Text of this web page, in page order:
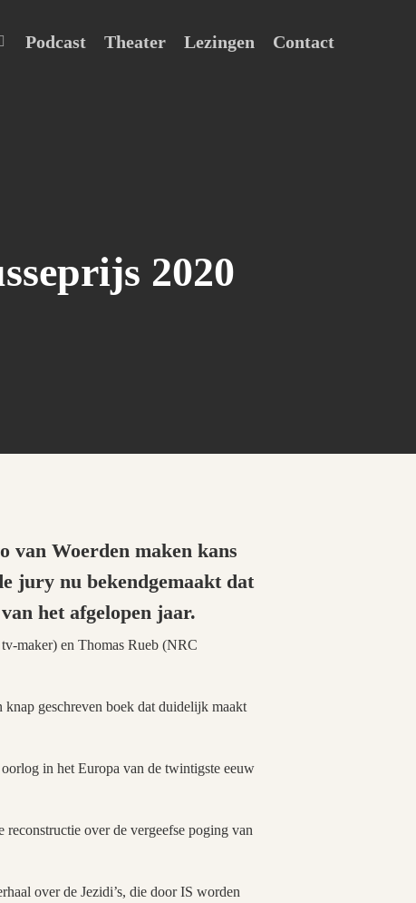
Podcast Theater Lezingen Contact
2020
van Woerden maken kans
jury nu bekendgemaakt dat
het afgelopen jaar.
maker) en Thomas Rueb (NRC
geschreven boek dat duidelijk maakt
in het Europa van de twintigste eeuw
over de vergeefse poging van
over de Jezidi’s, die door IS worden